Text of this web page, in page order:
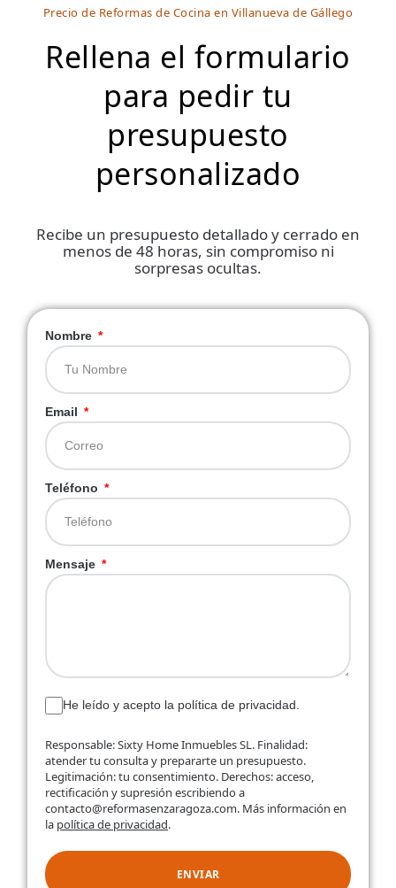
Precio de Reformas de Cocina en Villanueva de Gállego
Rellena el formulario
para pedir tu
presupuesto
personalizado
Recibe un presupuesto detallado y cerrado en
menos de 48 horas, sin compromiso ni
sorpresas ocultas.
Nombre
Email
Teléfono
Mensaje
He leído y acepto la política de privacidad.
Responsable: Sixty Home Inmuebles SL. Finalidad:
atender tu consulta y prepararte un presupuesto.
Legitimación: tu consentimiento. Derechos: acceso,
rectificación y supresión escribiendo a
contacto@reformasenzaragoza.com. Más información en
la política de privacidad.
ENVIAR